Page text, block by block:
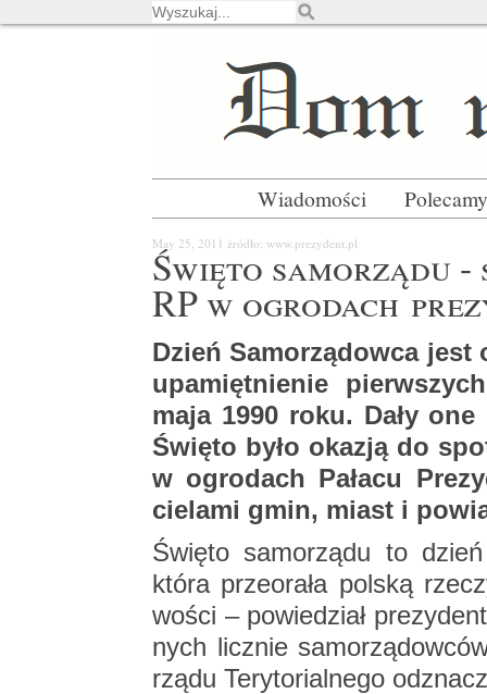
Wiadomości Polecamy
May 25, 2011 żró­dło: www.​prezydent.​pl
Świę­to sa­mo­rzą­du
RP w ogro­dach
Dzień Sa­mo­rzą­dow­ca
upa­mięt­nie­nie
maja 1990 roku. Dały
Świę­to było oka­zją do
w ogro­dach Pa­ła­cu
cie­la­mi gmin, miast i
Świę­to sa­mo­rzą­du to
która prze­ora­ła pol­ską
wo­ści – po­wie­dział
nych licz­nie
rzą­du Te­ry­to­rial­ne­go